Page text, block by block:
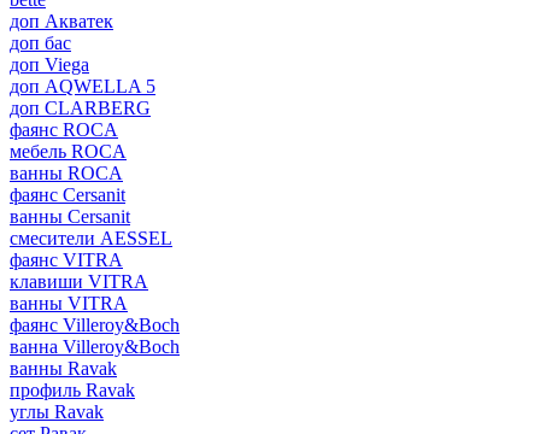
доп Акватек
доп бас
доп Viega
доп AQWELLA 5
доп CLARBERG
фаянс ROCA
мебель ROCA
ванны ROCA
фаянс Cersanit
ванны Cersanit
смесители AESSEL
фаянс VITRA
клавиши VITRA
ванны VITRA
фаянс Villeroy&Boch
ванна Villeroy&Boch
ванны Ravak
профиль Ravak
углы Ravak